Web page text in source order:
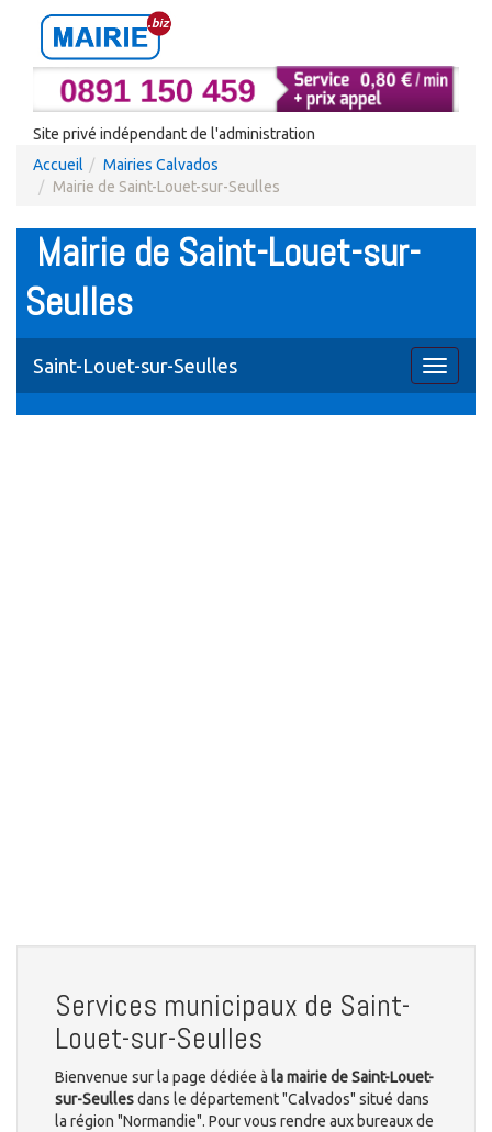
Site privé indépendant de l'administration
Accueil
Mairies Calvados
Mairie de Saint-Louet-sur-Seulles
Mairie de Saint-Louet-sur-
Seulles
Toggle
Saint-Louet-sur-Seulles
Services municipaux de Saint-
Louet-sur-Seulles
Bienvenue sur la page dédiée à la mairie de Saint-Louet-
sur-Seullesdans le département "Calvados" situé dans
la région "Normandie". Pour vous rendre aux bureaux de